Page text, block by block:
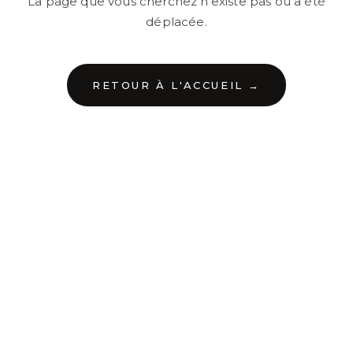
déplacée.
RETOUR À L'ACCUEIL →